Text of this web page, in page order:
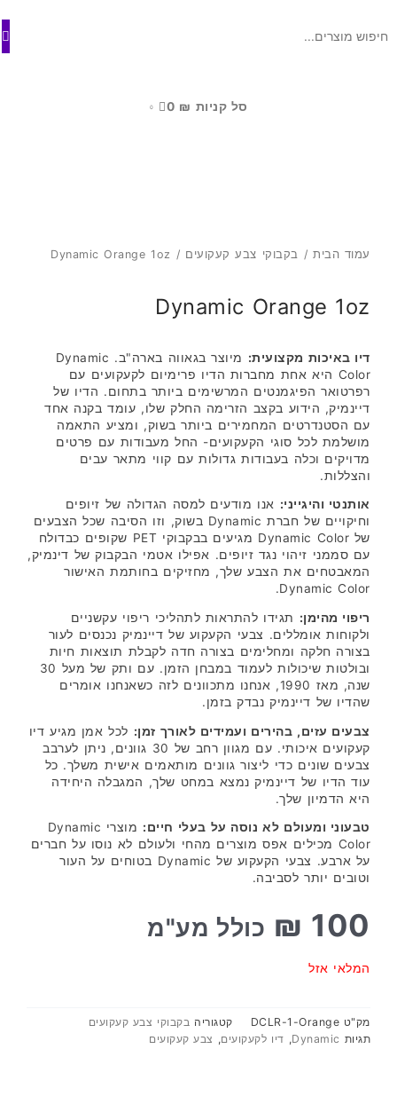
סל קניות ₪
0
עמוד הבית/ בקבוקי צבע קעקועים / Dynamic Orange 1oz
Dynamic Orange 1oz
דיו באיכות מקצועית:
מיוצר בגאווה בארה"ב. Dynamic
Color היא אחת מחברות הדיו פרימיום לקעקועים עם
רפרטואר הפיגמנטים המרשימים ביותר בתחום. הדיו של
דיינמיק, הידוע בקצב הזרימה החלק שלו, עומד בקנה אחד
עם הסטנדרטים המחמירים ביותר בשוק, ומציע התאמה
מושלמת לכל סוגי הקעקועים- החל מעבודות עם פרטים
מדויקים וכלה בעבודות גדולות עם קווי מתאר עבים
והצללות.
אותנטי והיגייני: אנו מודעים למסה הגדולה של זיופים
וחיקויים של חברת Dynamic בשוק, וזו הסיבה שכל הצבעים
של Dynamic Color מגיעים בבקבוקי PET שקופים כבדולח
עם סממני זיהוי נגד זיופים. אפילו אטמי הבקבוק של דינמיק,
המאבטחים את הצבע שלך, מחזיקים בחותמת האישור
Dynamic Color.
ריפוי מהימן: תגידו להתראות לתהליכי ריפוי עקשניים
ולקוחות אומללים. צבעי הקעקוע של דיינמיק נכנסים לעור
בצורה חלקה ומחלימים בצורה חדה לקבלת תוצאות חיות
ובולטות שיכולות לעמוד במבחן הזמן. עם ותק של מעל 30
שנה, מאז 1990, אנחנו מתכוונים לזה כשאנחנו אומרים
שהדיו של דיינמיק נבדק בזמן.
צבעים עזים, בהירים ועמידים לאורך זמן: לכל אמן מגיע דיו
קעקועים איכותי. עם מגוון רחב של 30 גוונים, ניתן לערבב
צבעים שונים כדי ליצור גוונים מותאמים אישית משלך. כל
עוד הדיו של דיינמיק נמצא במחט שלך, המגבלה היחידה
היא הדמיון שלך.
טבעוני ומעולם לא נוסה על בעלי חיים:
מוצרי Dynamic
Color מכילים אפס מוצרים מהחי ולעולם לא נוסו על חברים
על ארבע. צבעי הקעקוע של Dynamic בטוחים על העור
וטובים יותר לסביבה.
₪ 100 כולל מע"מ
המלאי אזל
מק"ט DCLR-1-Orange קטגוריה בקבוקי צבע קעקועים
תגיות Dynamic
, דיו לקעקועים, צבע קעקועים